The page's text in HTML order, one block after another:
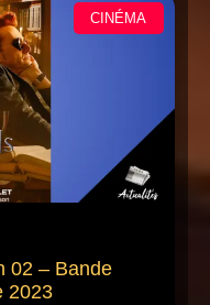
CINÉMA
02 – Bande
2023